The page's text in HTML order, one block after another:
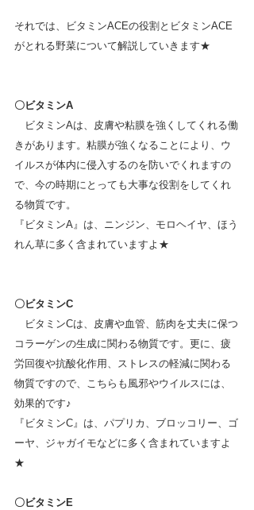
それでは、ビタミンACEの役割とビタミンACE
がとれる野菜について解説していきます★
〇ビタミンA
ビタミンAは、皮膚や粘膜を強くしてくれる働
きがあります。粘膜が強くなることにより、ウ
イルスが体内に侵入するのを防いでくれますの
で、今の時期にとっても大事な役割をしてくれ
る物質です。
『ビタミンA』は、ニンジン、モロヘイヤ、ほう
れん草に多く含まれていますよ★
〇ビタミンC
ビタミンCは、皮膚や血管、筋肉を丈夫に保つ
コラーゲンの生成に関わる物質です。更に、疲
労回復や抗酸化作用、ストレスの軽減に関わる
物質ですので、こちらも風邪やウイルスには、
効果的です♪
『ビタミンC』は、パプリカ、ブロッコリー、ゴ
ーヤ、ジャガイモなどに多く含まれていますよ
★
〇ビタミンE